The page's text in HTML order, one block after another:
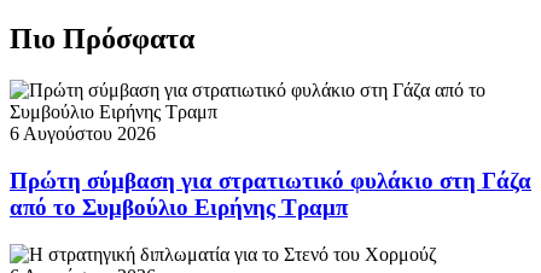
Πιο Πρόσφατα
6 Αυγούστου 2026
Πρώτη σύμβαση για στρατιωτικό φυλάκιο στη Γάζα
από το Συμβούλιο Ειρήνης Τραμπ